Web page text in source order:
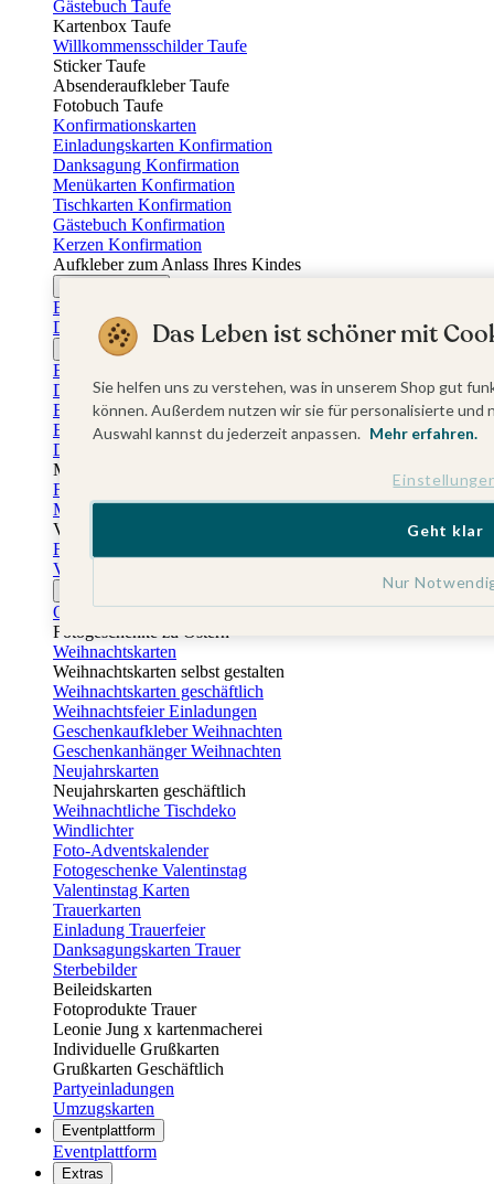
Gästebuch Taufe
Kartenbox Taufe
Willkommensschilder Taufe
Sticker Taufe
Absenderaufkleber Taufe
Fotobuch Taufe
Konfirmationskarten
Einladungskarten Konfirmation
Danksagung Konfirmation
Menükarten Konfirmation
Tischkarten Konfirmation
Gästebuch Konfirmation
Kerzen Konfirmation
Aufkleber zum Anlass Ihres Kindes
Einladungskarten Firmung
Dankeskarten Firmung
Jugendweihekarten
Einladungskarten Jugendweihe
Dankeskarten Jugendweihe
Einschulungskarten
Einladungskarten Einschulung
Danksagung Einschulung
Muttertag
Fotogeschenke Muttertag
Muttertagskarten
Vatertag
Fotogeschenke Vatertag
Vatertagskarten
Osterkarten
Fotogeschenke zu Ostern
Weihnachtskarten
Weihnachtskarten selbst gestalten
Weihnachtskarten geschäftlich
Weihnachtsfeier Einladungen
Geschenkaufkleber Weihnachten
Geschenkanhänger Weihnachten
Neujahrskarten
Neujahrskarten geschäftlich
Weihnachtliche Tischdeko
Windlichter
Foto-Adventskalender
Fotogeschenke Valentinstag
Valentinstag Karten
Trauerkarten
Einladung Trauerfeier
Danksagungskarten Trauer
Sterbebilder
Beileidskarten
Fotoprodukte Trauer
Leonie Jung x kartenmacherei
Individuelle Grußkarten
Grußkarten Geschäftlich
Partyeinladungen
Umzugskarten
Eventplattform
Eventplattform
Extras
Das Leben ist schöner mit
Sie helfen uns zu verstehen, was in unserem Shop gut
können. Außerdem nutzen wir sie für personalisierte
Auswahl kannst du jederzeit anpassen. Mehr erfahren.
Nur
Geht klar